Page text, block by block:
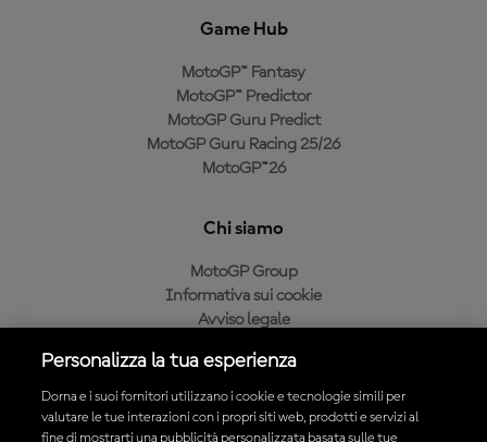
Game Hub
MotoGP™ Fantasy
MotoGP™ Predictor
MotoGP Guru Predict
MotoGP Guru Racing 25/26
MotoGP™26
Chi siamo
MotoGP Group
Informativa sui cookie
Avviso legale
Condizioni di acquisto
Personalizza la tua esperienza
Dorna e i suoi fornitori utilizzano i cookie e tecnologie simili per
valutare le tue interazioni con i propri siti web, prodotti e servizi al
fine di mostrarti una pubblicità personalizzata basata sulle tue